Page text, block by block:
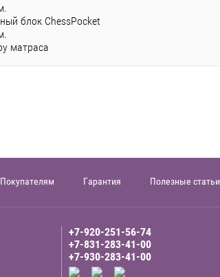
блок ChessPocket
матраса
Покупателям Гарантия Полезные статьи
+7-920-251-56-74
+7-831-283-41-00
+7-930-283-41-00